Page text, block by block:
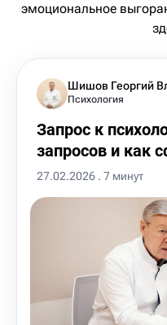
эмоциональное
Шишов Георгий
Психология
Запрос к
запросов и как
27.02.2026 . 7 минут